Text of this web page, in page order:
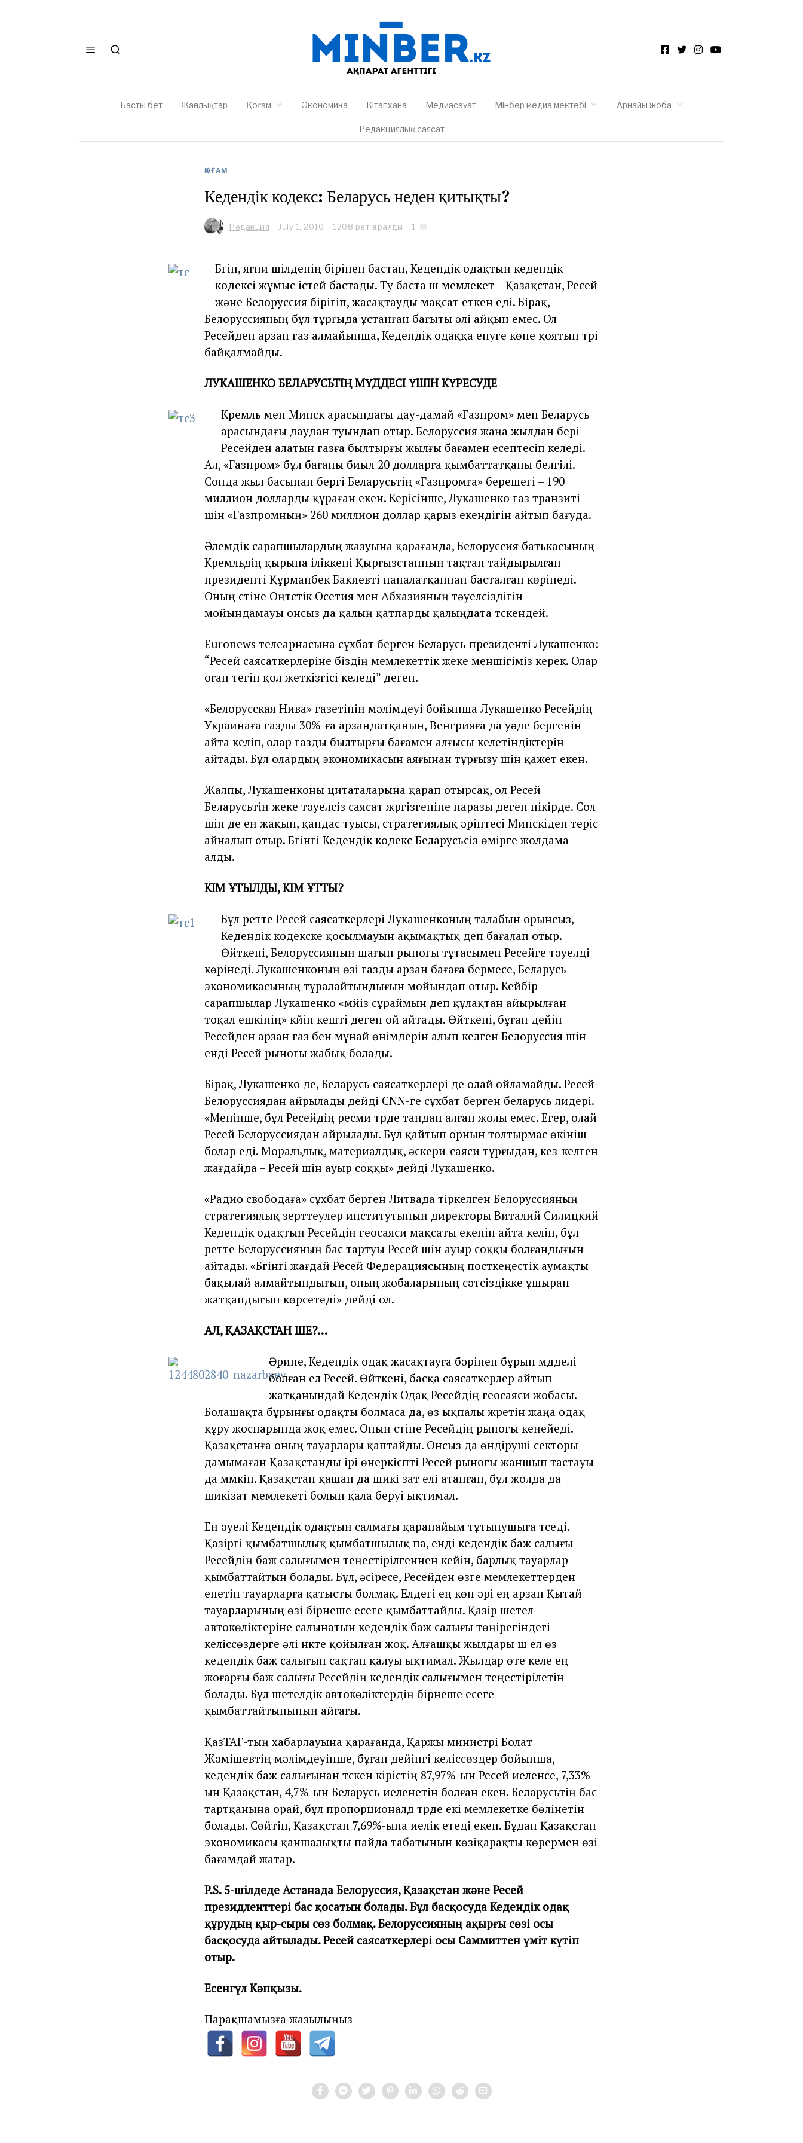
Басты бет Жаңалықтар Қоғам Экономика Кітапхана Медиасауат Мінбер медиа мектебі Арнайы жоба
Редакциялық саясат
ҚОҒАМ
Кедендік кодекс: Беларусь неден қитықты?
Редакция July 1, 2010 1208 рет қаралды 1
Бүгін, яғни шілденің бірінен бастап, Кедендік одақтың кедендік
кодексі жұмыс істей бастады. Түу баста үш мемлекет – Қазақстан, Ресей
және Белоруссия бірігіп, жасақтауды мақсат еткен еді. Бірақ,
Белоруссияның бұл тұрғыда ұстанған бағыты әлі айқын емес. Ол
Ресейден арзан газ алмайынша, Кедендік одаққа енуге көне қоятын түрі
байқалмайды.
ЛУКАШЕНКО БЕЛАРУСЬТІҢ МҮДДЕСІ ҮШІН КҮРЕСУДЕ
Кремль мен Минск арасындағы дау-дамай «Газпром» мен Беларусь
арасындағы даудан туындап отыр. Белоруссия жаңа жылдан бері
Ресейден алатын газға былтырғы жылғы бағамен есептесіп келеді.
Ал, «Газпром» бұл бағаны биыл 20 долларға қымбаттатқаны белгілі.
Сонда жыл басынан бергі Беларусьтің «Газпромға» берешегі – 190
миллион долларды құраған екен. Керісінше, Лукашенко газ транзиті
үшін «Газпромның» 260 миллион доллар қарыз екендігін айтып бағуда.
Әлемдік сарапшылардың жазуына қарағанда, Белоруссия батькасының
Кремльдің қырына іліккені Қырғызстанның тақтан тайдырылған
президенті Құрманбек Бакиевті паналатқаннан басталған көрінеді.
Оның үстіне Оңтүстік Осетия мен Абхазияның тәуелсіздігін
мойындамауы онсыз да қалың қатпарды қалыңдата түскендей.
Euronews телеарнасына сұхбат берген Беларусь президенті Лукашенко:
“Ресей саясаткерлеріне біздің мемлекеттік жеке меншігіміз керек. Олар
оған тегін қол жеткізгісі келеді” деген.
«Белорусская Нива» газетінің мәлімдеуі бойынша Лукашенко Ресейдің
Украинаға газды 30%-ға арзандатқанын, Венгрияға да уәде бергенін
айта келіп, олар газды былтырғы бағамен алғысы келетіндіктерін
айтады. Бұл олардың экономикасын аяғынан тұрғызу үшін қажет екен.
Жалпы, Лукашенконы цитаталарына қарап отырсақ, ол Ресей
Беларусьтің жеке тәуелсіз саясат жүргізгеніне наразы деген пікірде. Сол
үшін де ең жақын, қандас туысы, стратегиялық әріптесі Минскіден теріс
айналып отыр. Бүгінгі Кедендік кодекс Беларусьсіз өмірге жолдама
алды.
КІМ ҰТЫЛДЫ, КІМ ҰТТЫ?
Бұл ретте Ресей саясаткерлері Лукашенконың талабын орынсыз,
Кедендік кодекске қосылмауын ақымақтық деп бағалап отыр.
Өйткені, Белоруссияның шағын рыногы тұтасымен Ресейге тәуелді
көрінеді. Лукашенконың өзі газды арзан бағаға бермесе, Беларусь
экономикасының тұралайтындығын мойындап отыр. Кейбір
сарапшылар Лукашенко «мүйіз сұраймын деп құлақтан айырылған
тоқал ешкінің» күйін кешті деген ой айтады. Өйткені, бұған дейін
Ресейден арзан газ бен мұнай өнімдерін алып келген Белоруссия үшін
енді Ресей рыногы жабық болады.
Бірақ, Лукашенко де, Беларусь саясаткерлері де олай ойламайды. Ресей
Белоруссиядан айрылады дейді CNN-ге сұхбат берген беларусь лидері.
«Меніңше, бұл Ресейдің ресми түрде таңдап алған жолы емес. Егер, олай
Ресей Белоруссиядан айрылады. Бұл қайтып орнын толтырмас өкініш
болар еді. Моральдық, материалдық, әскери-саяси тұрғыдан, кез-келген
жағдайда – Ресей үшін ауыр соққы» дейді Лукашенко.
«Радио свободаға» сұхбат берген Литвада тіркелген Белоруссияның
стратегиялық зерттеулер институтының директоры Виталий Силицкий
Кедендік одақтың Ресейдің геосаяси мақсаты екенін айта келіп, бұл
ретте Белоруссияның бас тартуы Ресей үшін ауыр соққы болғандығын
айтады. «Бүгінгі жағдай Ресей Федерациясының посткеңестік аумақты
бақылай алмайтындығын, оның жобаларының сәтсіздікке ұшырап
жатқандығын көрсетеді» дейді ол.
АЛ, ҚАЗАҚСТАН ШЕ?…
Әрине, Кедендік одақ жасақтауға бәрінен бұрын мүдделі
болған ел Ресей. Өйткені, басқа саясаткерлер айтып
жатқанындай Кедендік Одақ Ресейдің геосаяси жобасы.
Болашақта бұрынғы одақты болмаса да, өз ықпалы жүретін жаңа одақ
құру жоспарында жоқ емес. Оның үстіне Ресейдің рыногы кеңейеді.
Қазақстанға оның тауарлары қаптайды. Онсыз да өндіруші секторы
дамымаған Қазақстанды ірі өнеркіспті Ресей рыногы жаншып тастауы
да мүмкін. Қазақстан қашан да шикі зат елі атанған, бұл жолда да
шикізат мемлекеті болып қала беруі ықтимал.
Ең әуелі Кедендік одақтың салмағы қарапайым тұтынушыға түседі.
Қазіргі қымбатшылық қымбатшылық па, енді кедендік баж салығы
Ресейдің баж салығымен теңестірілгеннен кейін, барлық тауарлар
қымбаттайтын болады. Бұл, әсіресе, Ресейден өзге мемлекеттерден
енетін тауарларға қатысты болмақ. Елдегі ең көп әрі ең арзан Қытай
тауарларының өзі бірнеше есеге қымбаттайды. Қазір шетел
автокөліктеріне салынатын кедендік баж салығы төңірегіндегі
келіссөздерге әлі нүкте қойылған жоқ. Алғашқы жылдары үш ел өз
кедендік баж салығын сақтап қалуы ықтимал. Жылдар өте келе ең
жоғарғы баж салығы Ресейдің кедендік салығымен теңестірілетін
болады. Бұл шетелдік автокөліктердің бірнеше есеге
қымбаттайтынының айғағы.
ҚазТАГ-тың хабарлауына қарағанда, Қаржы министрі Болат
Жәмішевтің мәлімдеуінше, бұған дейінгі келіссөздер бойынша,
кедендік баж салығынан түскен кірістің 87,97%-ын Ресей иеленсе, 7,33%-
ын Қазақстан, 4,7%-ын Беларусь иеленетін болған екен. Беларусьтің бас
тартқанына орай, бұл пропорционалд түрде екі мемлекетке бөлінетін
болады. Сөйтіп, Қазақстан 7,69%-ына иелік етеді екен. Бұдан Қазақстан
экономикасы қаншалықты пайда табатынын көзіқарақты көрермен өзі
бағамдай жатар.
P.S. 5-шілдеде Астанада Белоруссия, Қазақстан және Ресей
президленттері бас қосатын болады. Бұл басқосуда Кедендік одақ
құрудың қыр-сыры сөз болмақ. Белоруссияның ақырғы сөзі осы
басқосуда айтылады. Ресей саясаткерлері осы Саммиттен үміт күтіп
отыр.
Есенгүл Кәпқызы.
Парақшамызға жазылыңыз